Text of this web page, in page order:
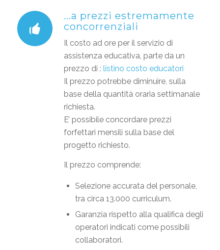
...a prezzi estremamente
concorrenziali
Il costo ad ore per il servizio di
assistenza educativa, parte da un
prezzo di : listino costo educatori
Il prezzo potrebbe diminuire, sulla
base della quantità oraria settimanale
richiesta.
E’ possibile concordare prezzi
forfettari mensili sulla base del
progetto richiesto.
Il prezzo comprende:
Selezione accurata del personale,
tra circa 13.000 curriculum.
Garanzia rispetto alla qualifica degli
operatori indicati come possibili
collaboratori.